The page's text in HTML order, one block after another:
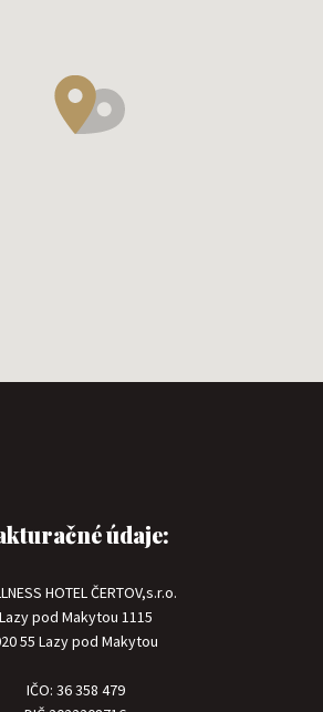
údaje:
HOTEL ČERTOV,s.r.o.
Lazy pod Makytou 1115
55 Lazy pod Makytou
IČO: 36 358 479